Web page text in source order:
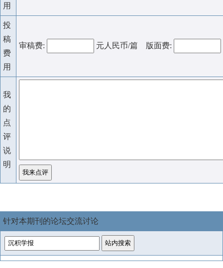
用
投
稿
费
用
审稿费: 元人民币/篇 版面费:
我
的
点
评
说
明
针对本期刊的论坛交流讨论